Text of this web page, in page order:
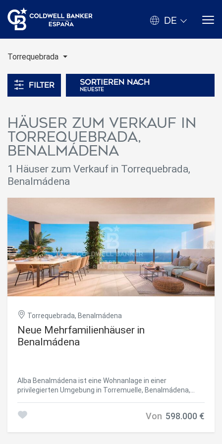
DE
Torrequebrada
Filter Sortieren nach
neueste
Häuser zum Verkauf in
Torrequebrada,
Benalmádena
1 Häuser zum Verkauf in Torrequebrada,
Benalmádena
Torrequebrada, Benalmádena
Neue Mehrfamilienhäuser in
Benalmádena
Alba Benalmádena ist eine Wohnanlage in einer
privilegierten Umgebung in Torremuelle, Benalmádena,
Panoramablick auf das Mittelmeer bietet. AlbaVon 598.000 €